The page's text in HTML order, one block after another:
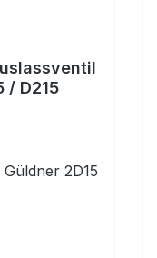
/ D215
2D15